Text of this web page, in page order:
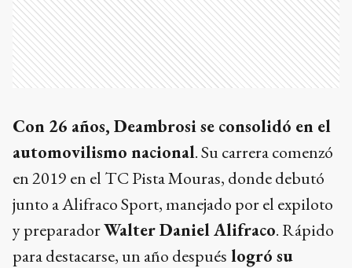
Con 26 años, Deambrosi se consolidó en el
automovilismo nacional. Su carrera comenzó
en 2019 en el TC Pista Mouras, donde debutó
junto a Alifraco Sport, manejado por el expiloto
y preparadorWalter Daniel Alifraco. Rápido
para destacarse, un año después logró su